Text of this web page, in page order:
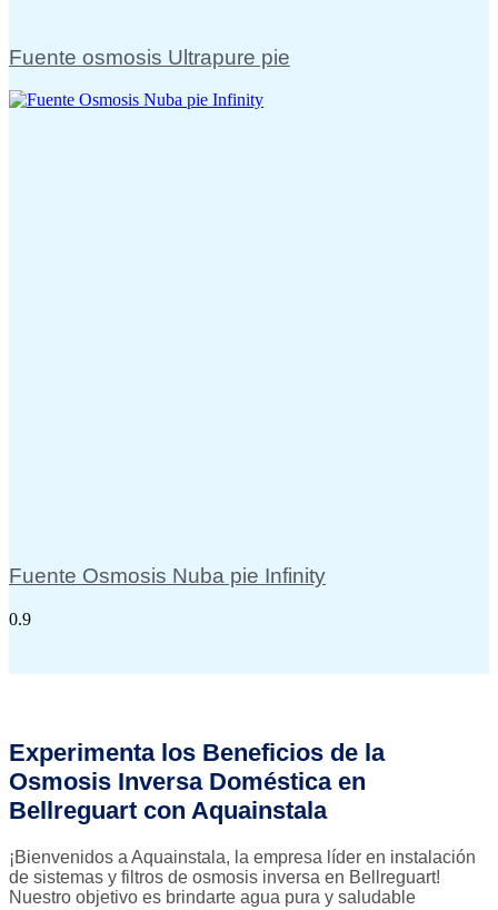
Fuente osmosis Ultrapure pie
Fuente Osmosis Nuba pie Infinity
Experimenta los Beneficios de la
Osmosis Inversa Doméstica en
Bellreguart con Aquainstala
¡Bienvenidos a Aquainstala, la empresa líder en instalación
de sistemas y filtros de osmosis inversa en Bellreguart!
Nuestro objetivo es brindarte agua pura y saludable